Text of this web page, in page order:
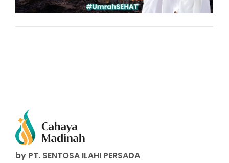
by PT. SENTOSA ILAHI PERSADA